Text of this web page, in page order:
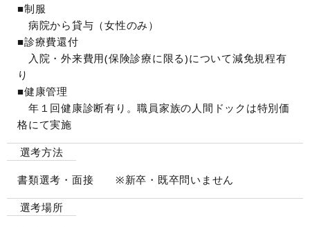
■制服
病院から貸与（女性のみ）
■診療費還付
入院・外来費用(保険診療に限る)について減免規程有
り
■健康管理
年１回健康診断有り。職員家族の人間ドックは特別価
格にて実施
選考方法
書類選考・面接 ※新卒・既卒問いません
選考場所